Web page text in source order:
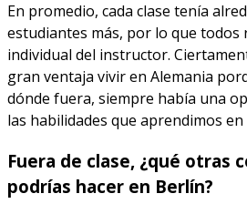
En promedio, cada clase tenía
estudiantes más, por lo que todos
individual del instructor.
gran ventaja vivir en Alemania
dónde fuera, siempre había una
las habilidades que aprendimos en
Fuera de clase, ¿qué otras
podrías hacer en Berlín?